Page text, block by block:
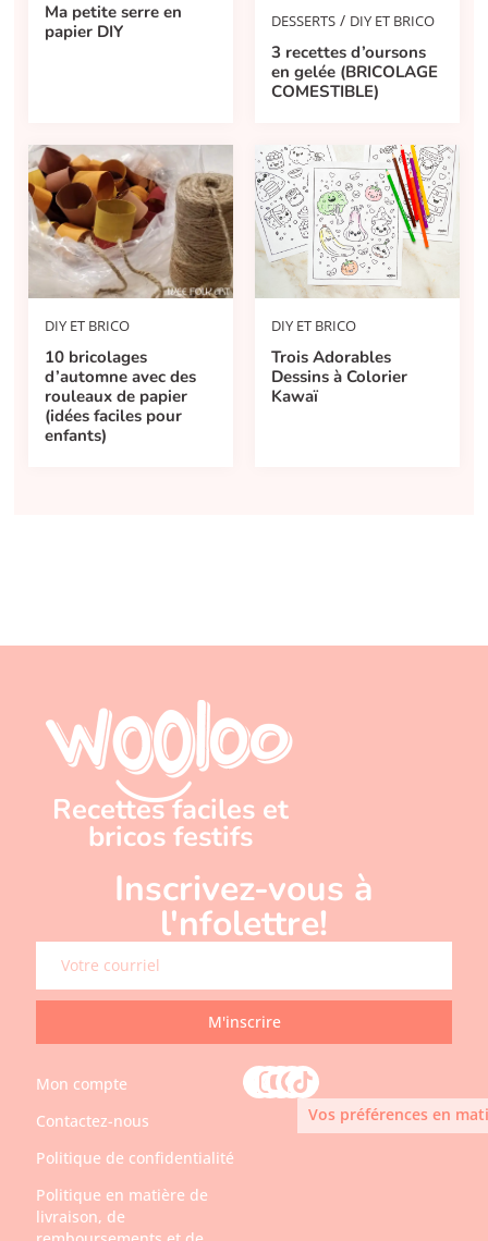
Ma petite serre en
papier DIY
DESSERTS / DIY ET BRICO
3 recettes d’oursons
en gelée (BRICOLAGE
COMESTIBLE)
DIY ET BRICO
10 bricolages
d’automne avec des
rouleaux de papier
(idées faciles pour
enfants)
DIY ET BRICO
Trois Adorables
Dessins à Colorier
Kawaï
Recettes faciles et
bricos festifs
Inscrivez-vous à
l'nfolettre!
M'inscrire
Mon compte
Contactez-nous
Politique de confidentialité
Politique en matière de
livraison, de
Vos préférences en